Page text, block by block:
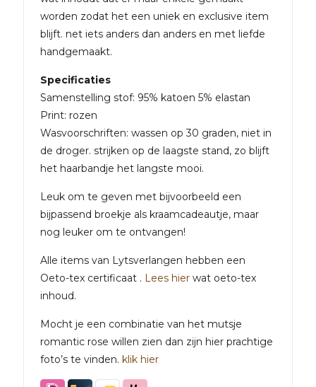
worden zodat het een uniek en exclusive item
blijft. net iets anders dan anders en met liefde
handgemaakt.
Specificaties
Samenstelling stof: 95% katoen 5% elastan
Print: rozen
Wasvoorschriften: wassen op 30 graden, niet in
de droger. strijken op de laagste stand, zo blijft
het haarbandje het langste mooi.
Leuk om te geven met bijvoorbeeld een
bijpassend broekje als kraamcadeautje, maar
nog leuker om te ontvangen!
Alle items van Lytsverlangen hebben een
Oeto-tex certificaat . Lees hier wat oeto-tex
inhoud.
Mocht je een combinatie van het mutsje
romantic rose willen zien dan zijn hier prachtige
foto’s te vinden. klik hier